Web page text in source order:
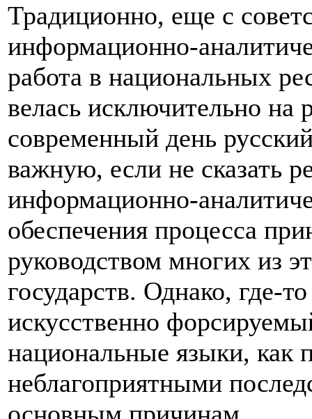
Традиционно, еще с
информационно-
работа в национальных
велась исключительно на
современный день
важную, если не сказать
информационно-
обеспечения процесса
руководством многих из
государств. Однако, где-
искусственно
национальные языки, как
неблагоприятными